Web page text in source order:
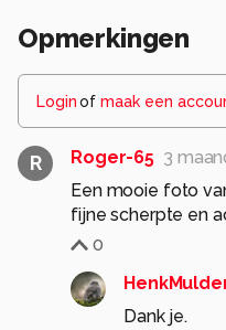
Opmerkingen
Loginof maak een
R Roger-65 3
Een mooie foto
fijne scherpte en
0
Dank je.